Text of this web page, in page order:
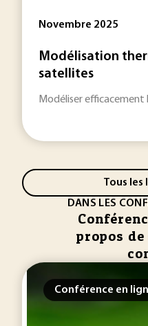
Novembre 2025
Modélisation
satellites
Modéliser
Tous les
DANS LES
propos
Conférence en